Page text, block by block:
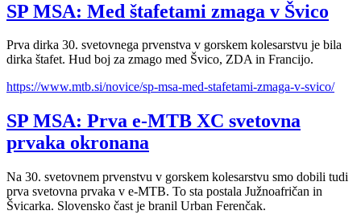
SP MSA: Med štafetami zmaga v Švico
Prva dirka 30. svetovnega prvenstva v gorskem kolesarstvu je bila
dirka štafet. Hud boj za zmago med Švico, ZDA in Francijo.
https://www.mtb.si/novice/sp-msa-med-stafetami-zmaga-v-svico/
SP MSA: Prva e-MTB XC svetovna
prvaka okronana
Na 30. svetovnem prvenstvu v gorskem kolesarstvu smo dobili tudi
prva svetovna prvaka v e-MTB. To sta postala Južnoafričan in
Švicarka. Slovensko čast je branil Urban Ferenčak.